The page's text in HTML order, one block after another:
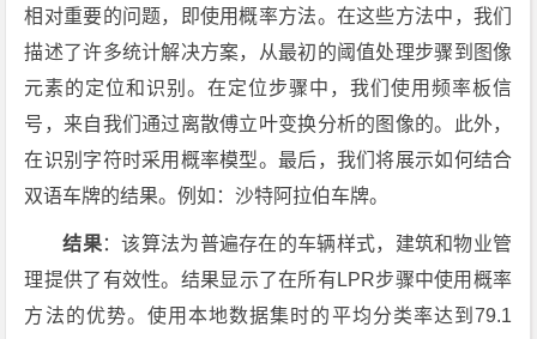
相对重要的问题，即使用概率方法。在这些方法中，我们
描述了许多统计解决方案，从最初的阈值处理步骤到图像
元素的定位和识别。在定位步骤中，我们使用频率板信
号，来自我们通过离散傅立叶变换分析的图像的。此外，
在识别字符时采用概率模型。最后，我们将展示如何结合
双语车牌的结果。例如：沙特阿拉伯车牌。
结果：该算法为普遍存在的车辆样式，建筑和物业管
理提供了有效性。结果显示了在所有LPR步骤中使用概率
方法的优势。使用本地数据集时的平均分类率达到79.1